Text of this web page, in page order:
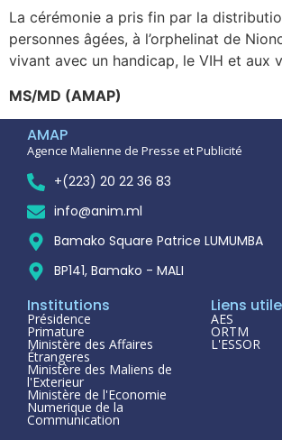
La cérémonie a pris fin par la
personnes âgées, à l’orphelinat de
vivant avec un handicap, le VIH et aux
MS/MD (AMAP)
AMAP
Agence Malienne de Presse et Publicité
+(223) 20 22 36 83
info@anim.ml
Bamako Square Patrice LUMUMBA
BP141, Bamako - MALI
Institutions
Présidence
Primature
Ministère des Affaires
Étrangeres
Ministère des Maliens de
l'Exterieur
Ministère de l'Economie
Numerique de la
Communication
Liens
AES
ORTM
L'ESSOR